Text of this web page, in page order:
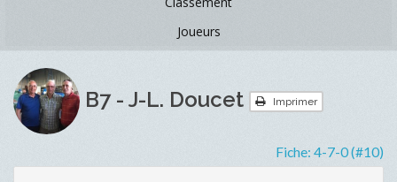
Joueurs
B7 - J-L. Doucet Imprimer
Fiche: 4-7-0 (#10)